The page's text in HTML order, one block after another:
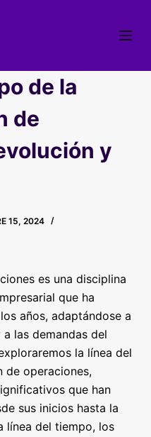
de la
de
y
15, 2024
es una disciplina
que ha
años, adaptándose a
las demandas del
la línea del
de operaciones,
que han
sus inicios hasta la
línea del tiempo, los